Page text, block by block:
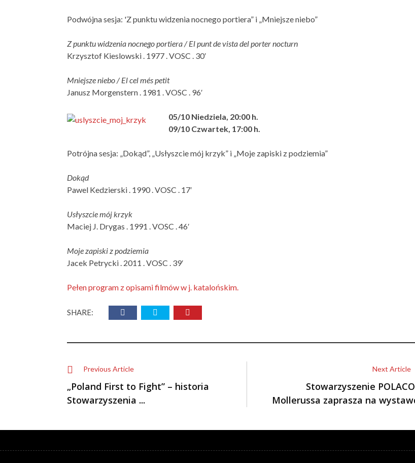
Podwójna sesja: 'Z punktu widzenia nocnego portiera” i „Mniejsze niebo”
Z punktu widzenia nocnego portiera / El punt de vista del porter nocturn
Krzysztof Kieslowski . 1977 . VOSC . 30′
Mniejsze niebo / El cel més petit
Janusz Morgenstern . 1981 . VOSC . 96′
05/10 Niedziela, 20:00 h.
09/10 Czwartek, 17:00 h.
Potrójna sesja: „Dokąd”, „Usłyszcie mój krzyk” i „Moje zapiski z podziemia”
Dokąd
Pawel Kedzierski . 1990 . VOSC . 17′
Usłyszcie mój krzyk
Maciej J. Drygas . 1991 . VOSC . 46′
Moje zapiski z podziemia
Jacek Petrycki . 2011 . VOSC . 39′
Pełen program z opisami filmów w j. katalońskim.
SHARE:
Previous Article
„Poland First to Fight” – historia
Stowarzyszenia ...
Next Article
Stowarzyszenie
Mollerussa zaprasza na